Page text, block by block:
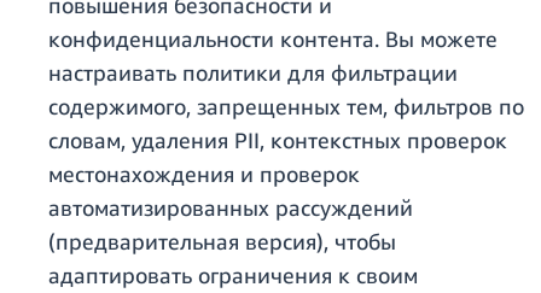
конфиденциальности контента. Вы можете
настраивать политики для фильтрации
содержимого, запрещенных тем, фильтров по
словам, удаления PII, контекстных проверок
местонахождения и проверок
автоматизированных рассуждений
(предварительная версия), чтобы
адаптировать ограничения к своим